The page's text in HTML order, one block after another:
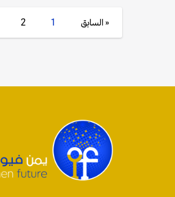
« السابق 1
2